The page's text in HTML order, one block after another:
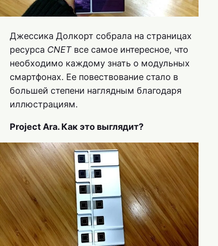
Джессика Долкорт собрала на страницах
ресурса CNET все самое интересное, что
необходимо каждому знать о модульных
смартфонах. Ее повествование стало в
большей степени наглядным благодаря
иллюстрациям.
Project Ara. Как это выглядит?